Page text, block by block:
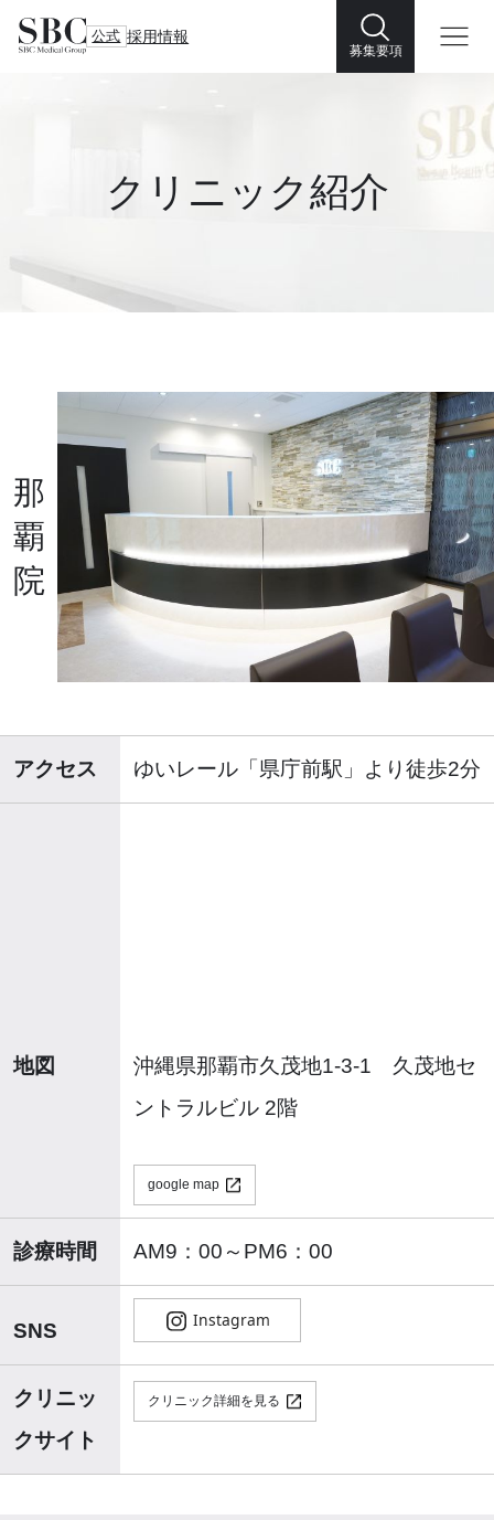
公式 採用情報
募集要項
クリニック紹介
那
覇
院
アクセス ゆいレール「県庁前駅」より徒歩2分
地図
沖縄県那覇市久茂地1-3-1 久茂地セ
ントラルビル 2階
google map
診療時間 AM9：00～PM6：00
SNS
クリニッ
クサイト
クリニック詳細を見る